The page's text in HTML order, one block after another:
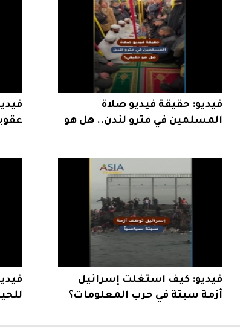
فيديو: حقيقة فيديو صلاة
المسلمين في مترو لندن.. هل هو
فيديو: كيف استغلت إسرائيل
أزمة سبتة في حرب المعلومات؟